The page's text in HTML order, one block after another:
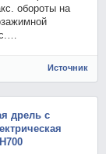
обороты на
Источник
дрель с